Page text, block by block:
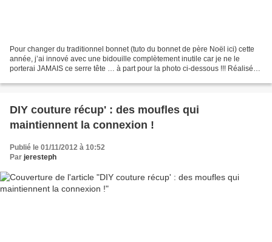
Pour changer du traditionnel bonnet (tuto du bonnet de père Noël ici) cette
année, j’ai innové avec une bidouille complètement inutile car je ne le
porterai JAMAIS ce serre tête … à part pour la photo ci-dessous !!! Réalisé
DIY couture récup' : des moufles qui
maintiennent la connexion !
Publié le 01/11/2012 à 10:52
Par jeresteph